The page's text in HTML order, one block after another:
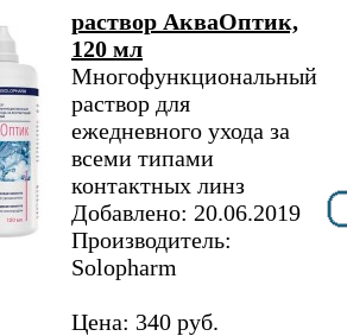
раствор АкваОптик,
120 мл
Многофункциональный
раствор для
ежедневного ухода за
всеми типами
контактных линз
Добавлено: 20.06.2019
Производитель:
Solopharm
Цена: 340 руб.